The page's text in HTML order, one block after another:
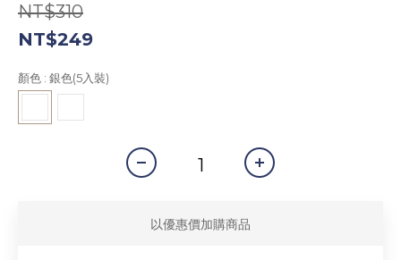
NT$310
NT$249
顏色 : 銀色(5入裝)
以優惠價加購商品